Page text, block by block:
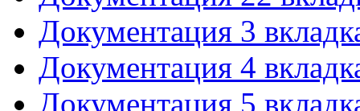
Документация 3
Документация 4
Документация 5